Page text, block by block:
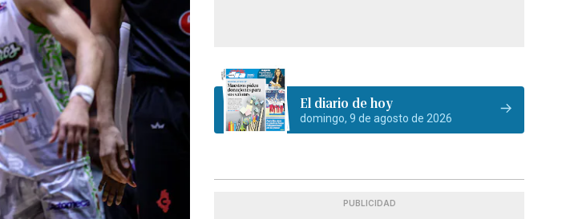
El diario de hoy
domingo, 9 de agosto de 2026
PUBLICIDAD